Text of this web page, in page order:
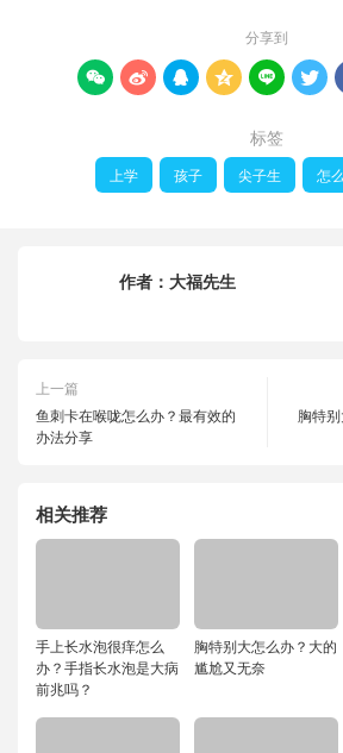
分享到
     
标签
上学 孩子 尖子生 怎
作者： 大福先生
上一篇
鱼刺卡在喉咙怎么办？最有效的
办法分享
胸特
相关推荐
手上长水泡很痒怎么
办？手指长水泡是大病
前兆吗？
胸特别大怎么办？大的
尴尬又无奈